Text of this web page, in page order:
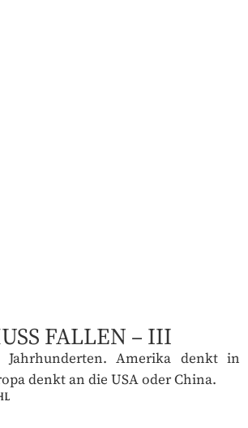
FALLEN – III
Amerika denkt in
denkt an die USA oder China.